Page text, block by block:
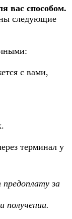
вас способом.
следующие
с вами,
терминал у
за
получении.